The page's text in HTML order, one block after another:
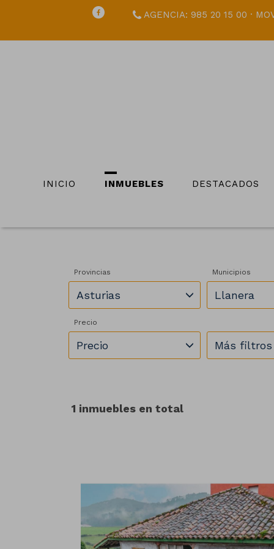
AGENCIA: 985 20 15 00 ·
INICIO INMUEBLES DESTACADOS
Provincias
Asturias
Municipios
Llanera
Precio
Precio Más filtros
1 inmuebles en total